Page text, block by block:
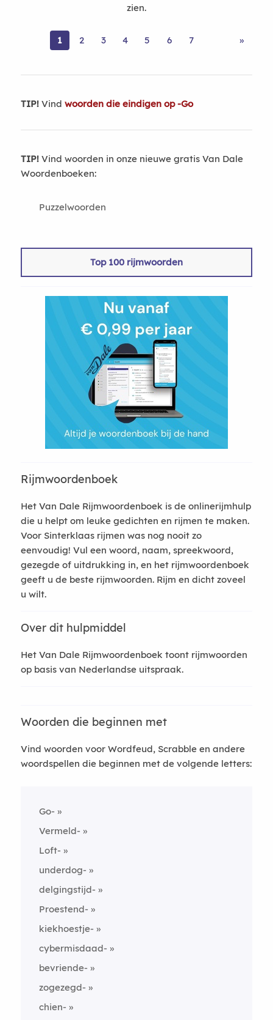
zien.
1 2 3 4 5 6 7 »
TIP!Vind woorden die eindigen op -Go
TIP!Vind woorden in onze nieuwe gratis Van Dale
Woordenboeken:
Puzzelwoorden
Top 100 rijmwoorden
Rijmwoordenboek
Het Van Dale Rijmwoordenboek is de onlinerijmhulp
die u helpt om leuke gedichten en rijmen te maken.
Voor Sinterklaas rijmen was nog nooit zo
eenvoudig! Vul een woord, naam, spreekwoord,
gezegde of uitdrukking in, en het rijmwoordenboek
geeft u de beste rijmwoorden. Rijm en dicht zoveel
u wilt.
Over dit hulpmiddel
Het Van Dale Rijmwoordenboek toont rijmwoorden
op basis van Nederlandse uitspraak.
Woorden die beginnen met
Vind woorden voor Wordfeud, Scrabble en andere
woordspellen die beginnen met de volgende letters:
Go-
Vermeld-
Loft-
underdog-
delgingstijd-
Proestend-
kiekhoestje-
cybermisdaad-
bevriende-
zogezegd-
chien-